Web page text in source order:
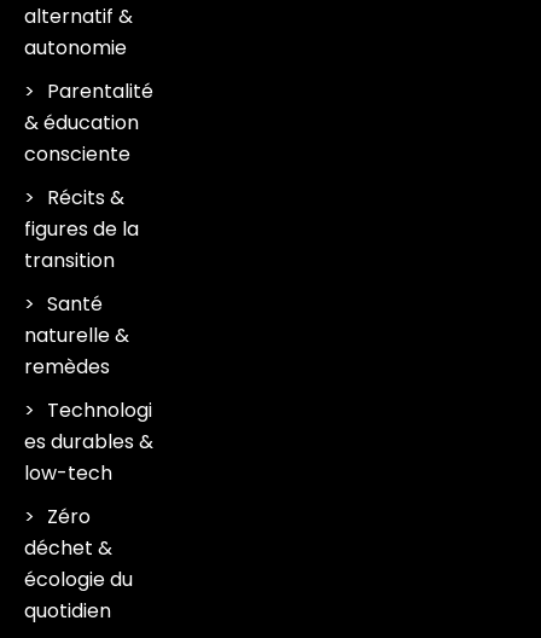
alternatif &
autonomie
Parentalité
& éducation
consciente
Récits &
figures de la
transition
Santé
naturelle &
remèdes
Technologi
es durables &
low-tech
Zéro
déchet &
écologie du
quotidien